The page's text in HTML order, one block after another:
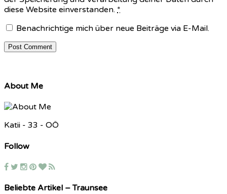
diese Website einverstanden. *
Benachrichtige mich über neue Beiträge via E-Mail.
About Me
Katii - 33 - OÖ
Follow
Beliebte Artikel – Traunsee